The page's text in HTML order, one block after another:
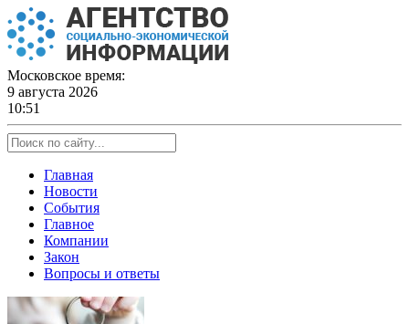
Skip
to
content
Московское время:
9 августа 2026
10:51
Главная
Новости
События
Главное
Компании
Закон
Вопросы и ответы